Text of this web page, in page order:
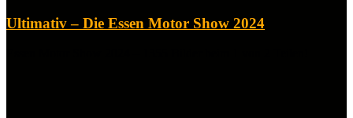
Ultimativ – Die Essen Motor Show 2024